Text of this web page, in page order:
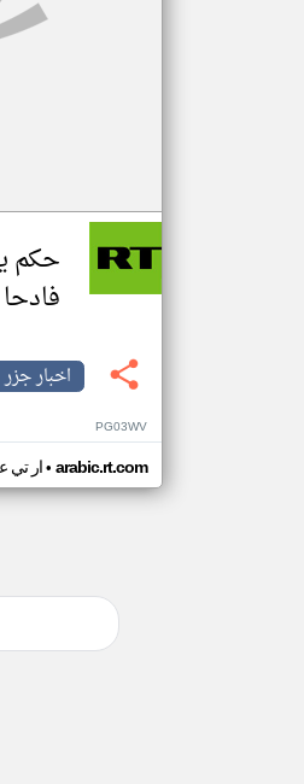
حكم
فادحا
اخبار جزر
PG03WV
ار تي• arabic.rt.com